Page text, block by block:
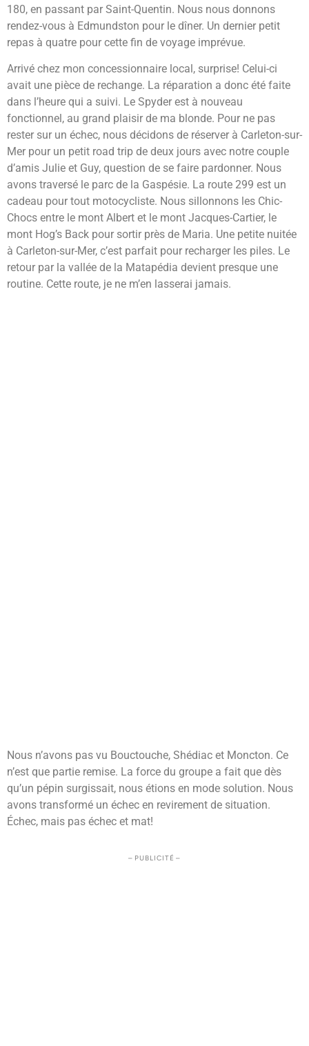
180, en passant par Saint-Quentin. Nous nous donnons
rendez-vous à Edmundston pour le dîner. Un dernier petit
repas à quatre pour cette fin de voyage imprévue.
Arrivé chez mon concessionnaire local, surprise! Celui-ci
avait une pièce de rechange. La réparation a donc été faite
dans l’heure qui a suivi. Le Spyder est à nouveau
fonctionnel, au grand plaisir de ma blonde. Pour ne pas
rester sur un échec, nous décidons de réserver à Carleton-sur-
Mer pour un petit road trip de deux jours avec notre couple
d’amis Julie et Guy, question de se faire pardonner. Nous
avons traversé le parc de la Gaspésie. La route 299 est un
cadeau pour tout motocycliste. Nous sillonnons les Chic-
Chocs entre le mont Albert et le mont Jacques-Cartier, le
mont Hog’s Back pour sortir près de Maria. Une petite nuitée
à Carleton-sur-Mer, c’est parfait pour recharger les piles. Le
retour par la vallée de la Matapédia devient presque une
routine. Cette route, je ne m’en lasserai jamais.
Nous n’avons pas vu Bouctouche, Shédiac et Moncton. Ce
n’est que partie remise. La force du groupe a fait que dès
qu’un pépin surgissait, nous étions en mode solution. Nous
avons transformé un échec en revirement de situation.
Échec, mais pas échec et mat!
– PUBLICITÉ –